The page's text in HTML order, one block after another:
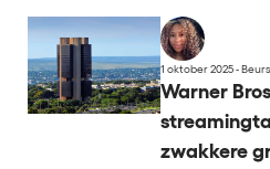
1 oktober 2025 -
Warner
zwakkere